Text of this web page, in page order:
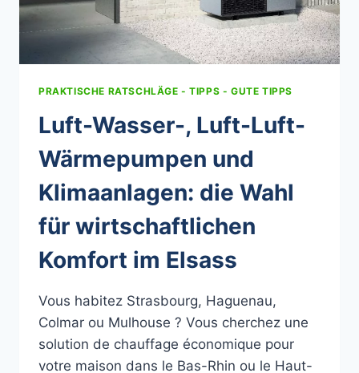
PRAKTISCHE RATSCHLÄGE - TIPPS - GUTE TIPPS
Luft-Wasser-, Luft-Luft-
Wärmepumpen und
Klimaanlagen: die Wahl
für wirtschaftlichen
Komfort im Elsass
Vous habitez Strasbourg, Haguenau,
Colmar ou Mulhouse ? Vous cherchez une
solution de chauffage économique pour
votre maison dans le Bas-Rhin ou le Haut-